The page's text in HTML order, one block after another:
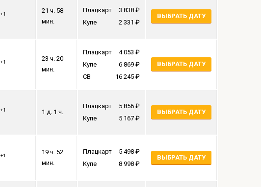
+1
21 ч. 58
мин.
Плацкарт
3 838
Купе
2 331
ВЫБРАТЬ ДАТУ
+1
23 ч. 20
мин.
Плацкарт
4 053
Купе
6 869
СВ
16 245
ВЫБРАТЬ ДАТУ
+1 1 д. 1 ч.
Плацкарт
5 856
Купе
5 167
ВЫБРАТЬ ДАТУ
+1
19 ч. 52
мин.
Плацкарт
5 498
Купе
8 998
ВЫБРАТЬ ДАТУ